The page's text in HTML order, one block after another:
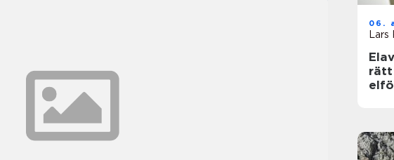
06.
Lars
Elavtal så
rätt